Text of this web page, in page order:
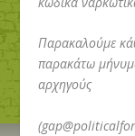
Παρακαλούμε
παρακάτω
αρχηγούς
(